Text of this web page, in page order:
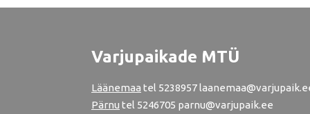
Varjupaikade MTÜ
Läänemaa tel 5238957
Pärnu tel 5246705 parnu@varjupaik.ee